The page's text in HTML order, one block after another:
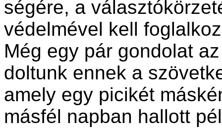
ségére, a
védel­mével kell
Még egy pár gondolat
doltunk ennek a
amely egy picikét
másfél nap­ban hallott